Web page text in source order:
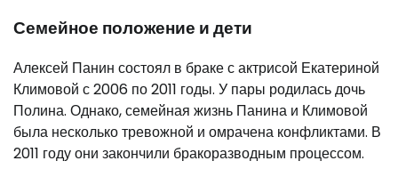
Семейное положение и дети
Алексей Панин состоял в браке с актрисой Екатериной
Климовой с 2006 по 2011 годы. У пары родилась дочь
Полина. Однако, семейная жизнь Панина и Климовой
была несколько тревожной и омрачена конфликтами. В
2011 году они закончили бракоразводным процессом.